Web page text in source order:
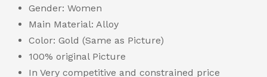
Gender: Women
Main Material: Alloy
Color: Gold (Same as Picture)
100% original Picture
In Very competitive and constrained price